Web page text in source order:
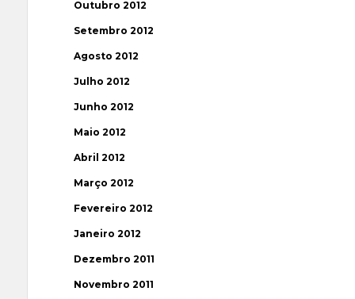
Outubro 2012
Setembro 2012
Agosto 2012
Julho 2012
Junho 2012
Maio 2012
Abril 2012
Março 2012
Fevereiro 2012
Janeiro 2012
Dezembro 2011
Novembro 2011